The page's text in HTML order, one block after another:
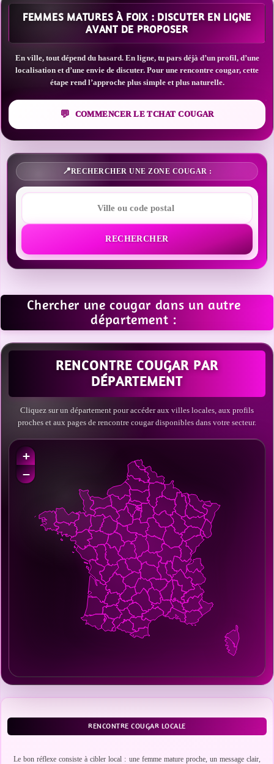
FEMMES MATURES À FOIX : DISCUTER EN LIGNE
AVANT DE PROPOSER
En ville, tout dépend du hasard. En ligne, tu pars déjà d’un profil, d’une
localisation et d’une envie de discuter. Pour une rencontre cougar, cette
étape rend l’approche plus simple et plus naturelle.
COMMENCER LE TCHAT COUGAR
RECHERCHER UNE ZONE COUGAR :
RECHERCHER
Chercher une cougar dans un autre
département :
RENCONTRE COUGAR PAR
DÉPARTEMENT
Cliquez sur un département pour accéder aux villes locales, aux profils
proches et aux pages de rencontre cougar disponibles dans votre secteur.
+
−
RENCONTRE COUGAR LOCALE
Le bon réflexe consiste à cibler local : une femme mature proche, un message clair,